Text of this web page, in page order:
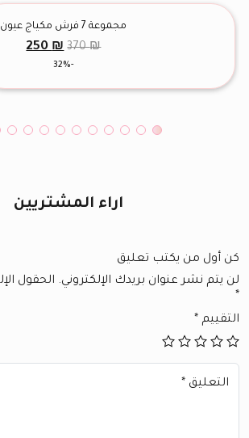
مجموعة 7 فرش مكياج عيون
370₪
السعر
الأصلي
370 ₪.
250₪
250 ₪.
-32%
اراء المشتريين
كن أول من يكتب تعليق
لن يتم نشر عنوان بريدك الإلكتروني. الحقول
*
التقييم *
التعليق *